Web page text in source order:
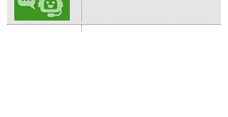
26日（水）